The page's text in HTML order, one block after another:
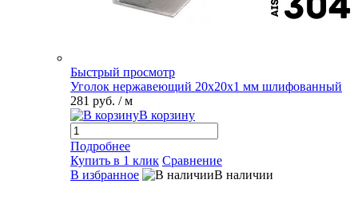
Быстрый просмотр
Уголок нержавеющий 20х20х1 мм шлифованный
281 руб. / м
В корзину
Подробнее
Купить в 1 клик Сравнение
В избранное
В наличии